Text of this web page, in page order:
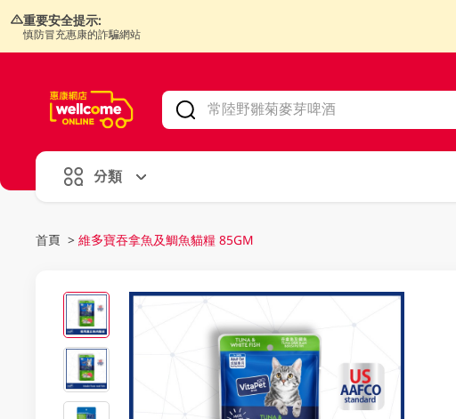
重要安全提示:
慎防冒充惠康的詐騙網站
分類
首頁 > 維多寶吞拿魚及鯛魚貓糧 85GM